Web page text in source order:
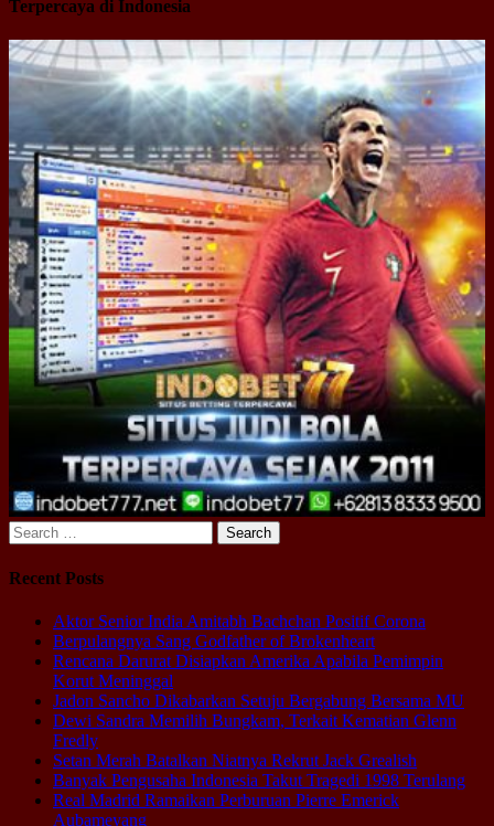
Terpercaya di Indonesia
Search
for:
Recent Posts
Aktor Senior India Amitabh Bachchan Positif Corona
Berpulangnya Sang Godfather of Brokenheart
Rencana Darurat Disiapkan Amerika Apabila Pemimpin
Korut Meninggal
Jadon Sancho Dikabarkan Setuju Bergabung Bersama MU
Dewi Sandra Memilih Bungkam, Terkait Kematian Glenn
Fredly
Setan Merah Batalkan Niatnya Rekrut Jack Grealish
Banyak Pengusaha Indonesia Takut Tragedi 1998 Terulang
Real Madrid Ramaikan Perburuan Pierre Emerick
Aubameyang